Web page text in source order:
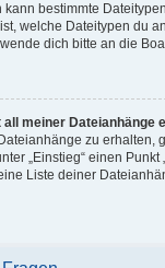
kann bestimmte
welche Dateitypen du
dich bitte an die
meiner Dateianhänge
zu erhalten,
„Einstieg“ einen Punkt
Liste deiner